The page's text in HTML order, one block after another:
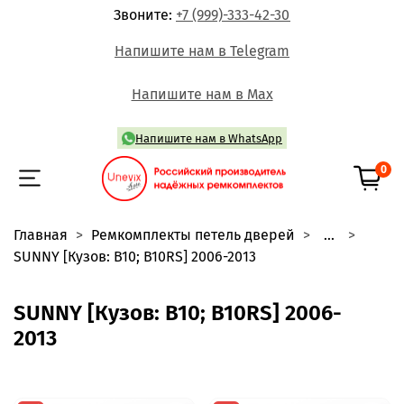
Звоните: +7 (999)-333-42-30
Напишите нам в Telegram
Напишите нам в Max
Напишите нам в WhatsApp
0
Главная Ремкомплекты петель дверей
...
SUNNY [Кузов: B10; B10RS] 2006-2013
SUNNY [Кузов: B10; B10RS] 2006-
2013